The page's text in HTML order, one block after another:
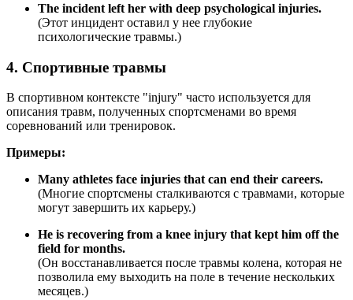
The incident left her with deep psychological injuries.
(Этот инцидент оставил у нее глубокие
психологические травмы.)
4. Спортивные травмы
В спортивном контексте "injury" часто используется для
описания травм, полученных спортсменами во время
соревнований или тренировок.
Примеры:
Many athletes face injuries that can end their careers.
(Многие спортсмены сталкиваются с травмами, которые
могут завершить их карьеру.)
He is recovering from a knee injury that kept him off the
field for months.
(Он восстанавливается после травмы колена, которая не
позволила ему выходить на поле в течение нескольких
месяцев.)